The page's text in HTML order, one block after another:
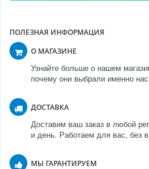
ПОЛЕЗНАЯ ИНФОРМАЦИЯ
О МАГАЗИНЕ
Узнайте больше о нашем
почему они выбрали именно
ДОСТАВКА
Доставим ваш заказ в любой
и день. Работаем для вас, без
МЫ ГАРАНТИРУЕМ